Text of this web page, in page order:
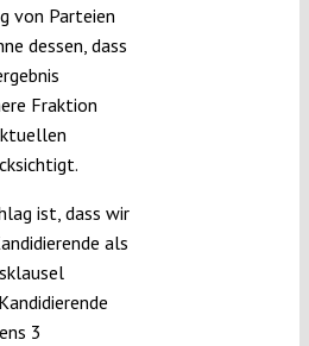
von Parteien
dessen, dass
Fraktion
ist, dass wir
als
3